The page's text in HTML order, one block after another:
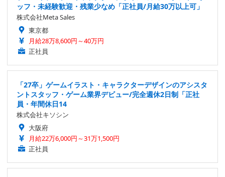
ッフ・未経験歓迎・残業少なめ「正社員/月給30万以上可」
株式会社Meta Sales
東京都
月給28万8,600円～40万円
正社員
「27卒」ゲームイラスト・キャラクターデザインのアシスタ
ントスタッフ・ゲーム業界デビュー/完全週休2日制「正社
員・年間休日14
株式会社キソシン
大阪府
月給22万6,000円～31万1,500円
正社員